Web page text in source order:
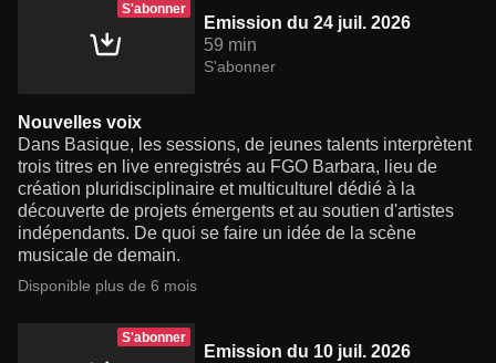
S'abonner
Emission du 24 juil. 2026
59 min
S'abonner
Nouvelles voix
Dans Basique, les sessions, de jeunes talents interprètent
trois titres en live enregistrés au FGO Barbara, lieu de
création pluridisciplinaire et multiculturel dédié à la
découverte de projets émergents et au soutien d'artistes
indépendants. De quoi se faire un idée de la scène
musicale de demain.
Disponible plus de 6 mois
S'abonner
Emission du 10 juil. 2026